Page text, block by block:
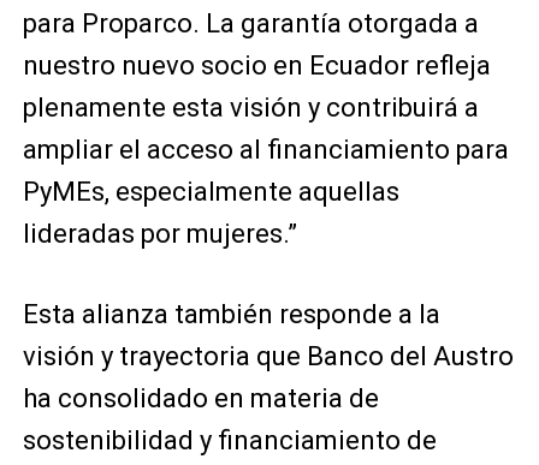
para Proparco. La garantía otorgada a
nuestro nuevo socio en Ecuador refleja
plenamente esta visión y contribuirá a
ampliar el acceso al financiamiento para
PyMEs, especialmente aquellas
lideradas por mujeres.”
Esta alianza también responde a la
visión y trayectoria que Banco del Austro
ha consolidado en materia de
sostenibilidad y financiamiento de